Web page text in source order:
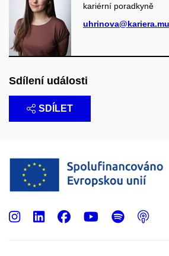
kariérní poradkyně
Sdílení události
SDÍLET
Instagram
LinkedIn
Facebook
Youtube